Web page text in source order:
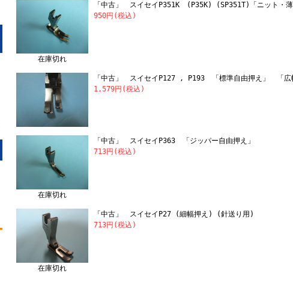
在庫切れ
「中古」 スイセイP351K (P35K) (SP351T)「ニット・薄
950円(税込)
「中古」 スイセイP127 , P193 「標準自由押え」 「広
1,579円(税込)
在庫切れ
「中古」 スイセイP363 「ジッパー自由押え」
713円(税込)
在庫切れ
「中古」 スイセイP27 (細幅押え) (針送り用)
713円(税込)